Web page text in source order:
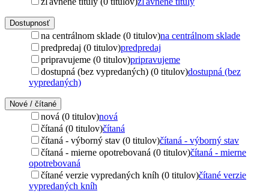
Dostupnosť
na centrálnom sklade (0 titulov)na centrálnom sklade
predpredaj (0 titulov)predpredaj
pripravujeme (0 titulov)pripravujeme
dostupná (bez vypredaných) (0 titulov)dostupná (bez
vypredaných)
Nové / čítané
nová (0 titulov)nová
čítaná (0 titulov)čítaná
čítaná - výborný stav (0 titulov)čítaná - výborný stav
čítaná - mierne opotrebovaná (0 titulov)čítaná - mierne
opotrebovaná
čítané verzie vypredaných kníh (0 titulov)čítané verzie
vypredaných kníh